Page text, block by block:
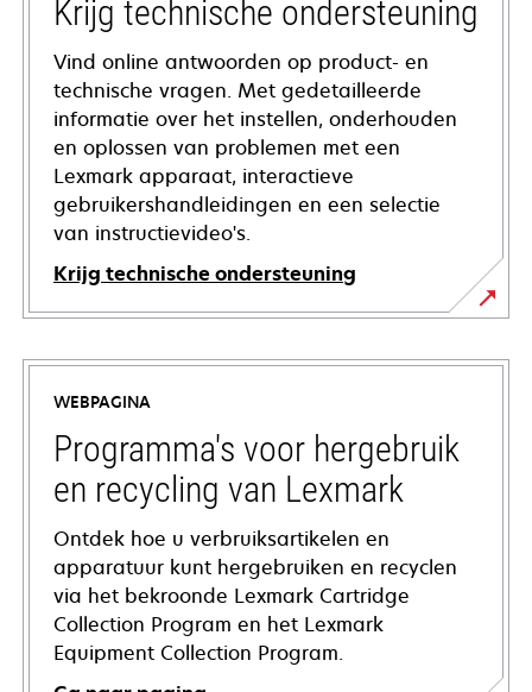
Krijg technische ondersteuning
Vind online antwoorden op product- en
technische vragen. Met gedetailleerde
informatie over het instellen, onderhouden
en oplossen van problemen met een
Lexmark apparaat, interactieve
gebruikershandleidingen en een selectie
van instructievideo's.
Krijg technische ondersteuning
opens
in
new
tab
WEBPAGINA
Programma's voor hergebruik
en recycling van Lexmark
Ontdek hoe u verbruiksartikelen en
apparatuur kunt hergebruiken en recyclen
via het bekroonde Lexmark Cartridge
Collection Program en het Lexmark
Equipment Collection Program.